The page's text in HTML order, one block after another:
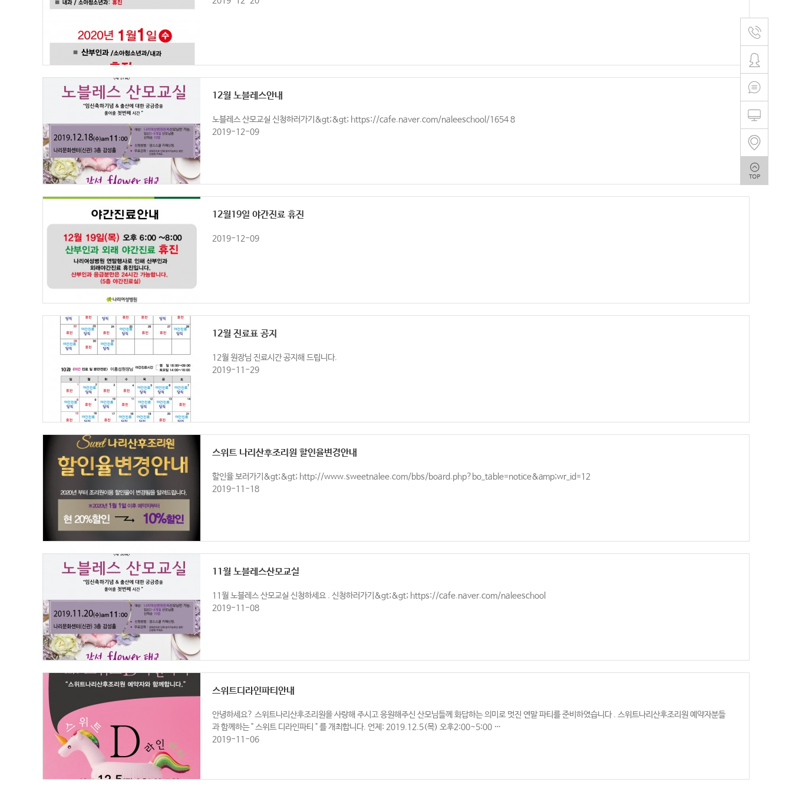
12월 노블레스안내
노블레스 산모교실 신청하러가기&gt;&gt; https://cafe.naver.com/naleeschool/1654 8
2019-12-09
12월19일 야간진료 휴진
2019-12-09
12월 진료표 공지
12월 원장님 진료시간 공지해 드립니다.
2019-11-29
스위트 나리산후조리원 할인율변경안내
할인율 보러가기&gt;&gt; http://www.sweetnalee.com/bbs/board.php?bo_table=notice&amp;wr_id=12
2019-11-18
11월 노블레스산모교실
11월 노블레스 산모교실 신청하세요 . 신청하러가기&gt;&gt; https://cafe.naver.com/naleeschool
2019-11-08
스위트디라인파티안내
안녕하세요? 스위트나리산후조리원을 사랑해 주시고 응원해주신 산모님들께 화답하는 의미로 멋진 연말 파티를 준비하였습니다 . 스위트나리산후조리원 예약자분들
과 함께하는 " 스위트 디라인파티 " 를 개최합니다. 언제: 2019.12.5(목) 오후2:00~5:00 …
2019-11-06